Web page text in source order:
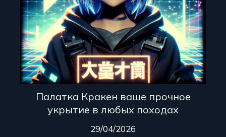
Палатка Кракен ваше прочное
укрытие в любых походах
29/04/2026